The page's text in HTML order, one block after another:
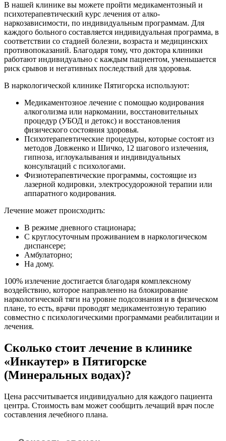
В нашей клинике вы можете пройти медикаментозный и
психотерапевтический курс лечения от алко-
наркозависимости, по индивидуальным программам. Для
каждого больного составляется индивидуальная программа, в
соответствии со стадией болезни, возраста и медицинских
противопоказаний. Благодаря тому, что доктора клиники
работают индивидуально с каждым пациентом, уменьшается
риск срывов и негативных последствий для здоровья.
В наркологической клинике Пятигорска используют:
Медикаментозное лечение с помощью кодирования
алкоголизма или наркомании, восстановительных
процедур (УБОД и детокс) и восстановления
физического состояния здоровья.
Психотерапевтические процедуры, которые состоят из
методов Довженко и Шичко, 12 шагового излечения,
гипноза, иглоукалывания и индивидуальных
консультаций с психологами.
Физиотерапевтические программы, состоящие из
лазерной кодировки, электросудорожной терапии или
аппаратного кодирования.
Лечение может происходить:
В режиме дневного стационара;
С круглосуточным проживанием в наркологическом
диспансере;
Амбулаторно;
На дому.
100% излечение достигается благодаря комплексному
воздействию, которое направленно на блокирование
наркологической тяги на уровне подсознания и в физическом
плане, то есть, врачи проводят медикаментозную терапию
совместно с психологическими программами реабилитации и
лечения.
Сколько стоит лечение в клинике
«Инкаутер» в Пятигорске
(Минеральных водах)?
Цена рассчитывается индивидуально для каждого пациента
центра. Стоимость вам может сообщить лечащий врач после
составления лечебного плана.